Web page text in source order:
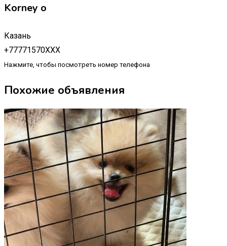
Korney o
Казань
+77771570XXX
Нажмите, чтобы посмотреть номер телефона
Похожие объявления